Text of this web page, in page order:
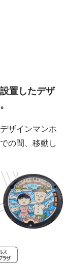
置したデザ
ザインマンホ
の間、移動し